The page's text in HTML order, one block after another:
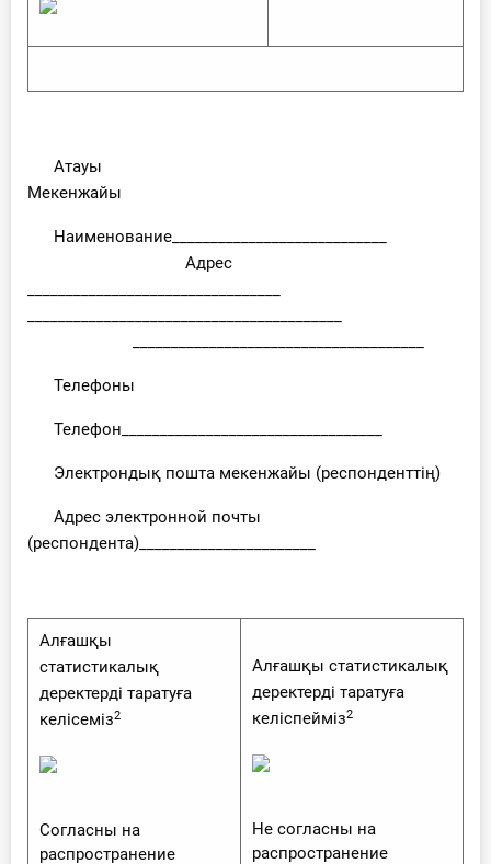
Атауы
Мекенжайы
Наименование____________________________
Адрес
Телефоны
Телефон__________________________________
Электрондық пошта мекенжайы (респонденттің)
Адрес электронной почты
(респондента)_______________________
Алғашқы
статистикалық
деректерді таратуға
келісеміз2
Согласны на
распространение
Алғашқы статистикалық
деректерді таратуға
келіспейміз2
Не согласны на
распространение